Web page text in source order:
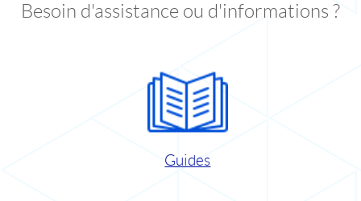
Besoin d'assistance ou d'informations ?
Guides